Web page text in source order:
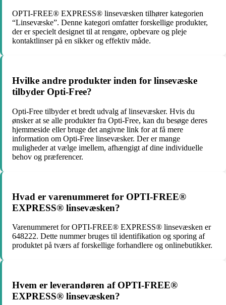
OPTI-FREE® EXPRESS® linsevæsken tilhører kategorien
“Linsevæske”. Denne kategori omfatter forskellige produkter,
der er specielt designet til at rengøre, opbevare og pleje
kontaktlinser på en sikker og effektiv måde.
Hvilke andre produkter inden for linsevæske
tilbyder Opti-Free?
Opti-Free tilbyder et bredt udvalg af linsevæsker. Hvis du
ønsker at se alle produkter fra Opti-Free, kan du besøge deres
hjemmeside eller bruge det angivne link for at få mere
information om Opti-Free linsevæsker. Der er mange
muligheder at vælge imellem, afhængigt af dine individuelle
behov og præferencer.
Hvad er varenummeret for OPTI-FREE®
EXPRESS® linsevæsken?
Varenummeret for OPTI-FREE® EXPRESS® linsevæsken er
648222. Dette nummer bruges til identifikation og sporing af
produktet på tværs af forskellige forhandlere og onlinebutikker.
Hvem er leverandøren af OPTI-FREE®
EXPRESS® linsevæsken?